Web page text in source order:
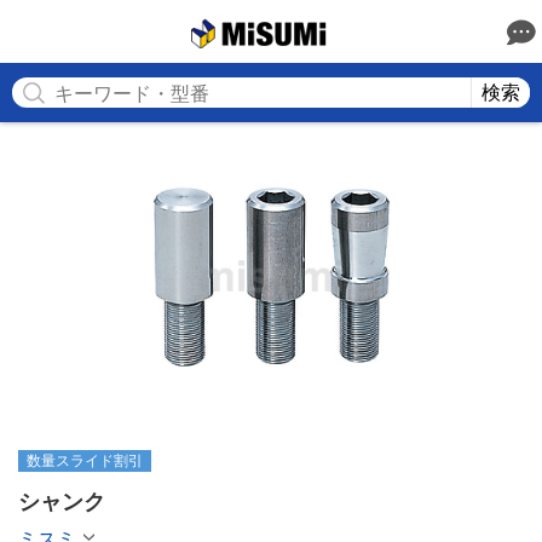
検索
数量スライド割引
シャンク